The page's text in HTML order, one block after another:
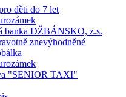
děti do 7 let
banka DŽBÁNSKO, z.s.
znevýhodněné
"SENIOR TAXI"